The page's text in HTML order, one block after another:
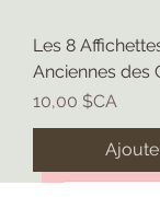
Les 8
Anciennes des
Prix
10,00 $CA